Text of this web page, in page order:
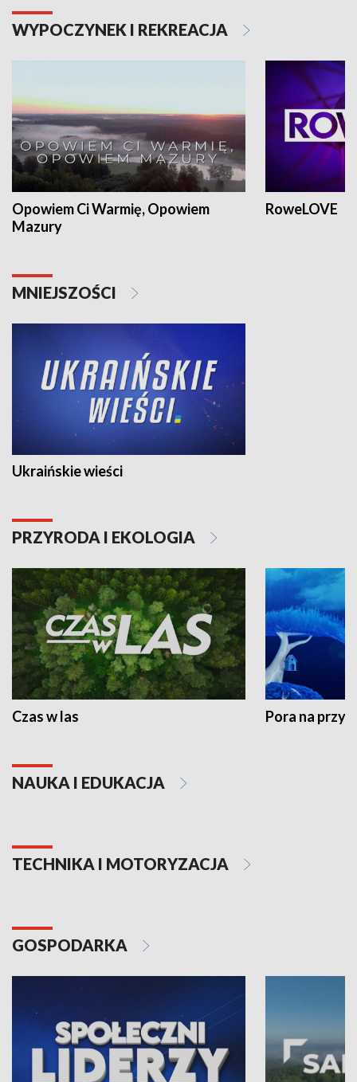
WYPOCZYNEK I REKREACJA
Opowiem Ci Warmię, Opowiem
Mazury
RoweLOVE
MNIEJSZOŚCI
Ukraińskie wieści
PRZYRODA I EKOLOGIA
Czas w las Pora na
NAUKA I EDUKACJA
TECHNIKA I MOTORYZACJA
GOSPODARKA